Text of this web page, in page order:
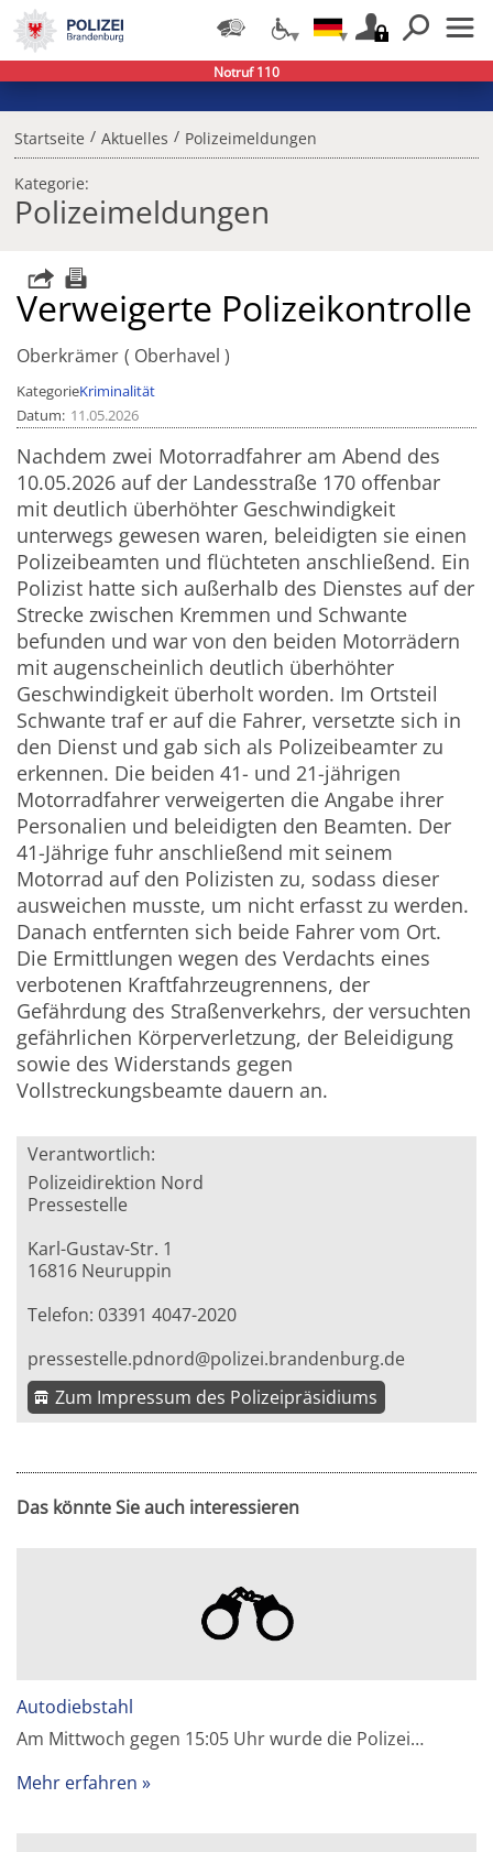
Startseite / Aktuelles / Polizeimeldungen
Kategorie:
Polizeimeldungen
Verweigerte Polizeikontrolle
Oberkrämer Oberhavel
KategorieKriminalität
Datum 11.05.2026
Nachdem zwei Motorradfahrer am Abend des
10.05.2026 auf der Landesstraße 170 offenbar
mit deutlich überhöhter Geschwindigkeit
unterwegs gewesen waren, beleidigten sie einen
Polizeibeamten und flüchteten anschließend. Ein
Polizist hatte sich außerhalb des Dienstes auf der
Strecke zwischen Kremmen und Schwante
befunden und war von den beiden Motorrädern
mit augenscheinlich deutlich überhöhter
Geschwindigkeit überholt worden. Im Ortsteil
Schwante traf er auf die Fahrer, versetzte sich in
den Dienst und gab sich als Polizeibeamter zu
erkennen. Die beiden 41- und 21-jährigen
Motorradfahrer verweigerten die Angabe ihrer
Personalien und beleidigten den Beamten. Der
41-Jährige fuhr anschließend mit seinem
Motorrad auf den Polizisten zu, sodass dieser
ausweichen musste, um nicht erfasst zu werden.
Danach entfernten sich beide Fahrer vom Ort.
Die Ermittlungen wegen des Verdachts eines
verbotenen Kraftfahrzeugrennens, der
Gefährdung des Straßenverkehrs, der versuchten
gefährlichen Körperverletzung, der Beleidigung
sowie des Widerstands gegen
Vollstreckungsbeamte dauern an.
Verantwortlich:
Polizeidirektion Nord
Pressestelle
Karl-Gustav-Str. 1
16816 Neuruppin
Telefon: 03391 4047-2020
pressestelle.pdnord@polizei.brandenburg.de
Zum Impressum des Polizeipräsidiums
Das könnte Sie auch interessieren
Autodiebstahl
Am Mittwoch gegen 15:05 Uhr wurde die Polizei…
Mehr erfahren
Notruf 110